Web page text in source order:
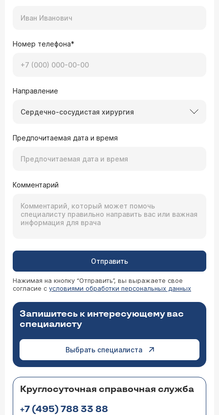
Номер телефона*
Направление
Сердечно-сосудистая хирургия
Предпочитаемая дата и время
Комментарий
Отправить
Нажимая на кнопку “Отправить”, вы выражаете свое
согласие с условиями обработки персональных данных
Запишитесь к интересующему вас
специалисту
Выбрать специалиста
Круглосуточная справочная служба
+7 (495) 788 33 88